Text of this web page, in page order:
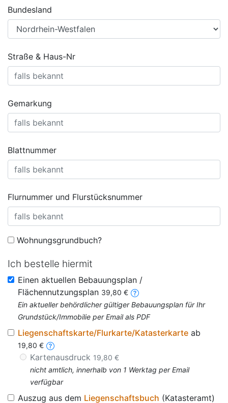
Bundesland
Straße & Haus-Nr
Gemarkung
Blattnummer
Flurnummer und Flurstücksnummer
Wohnungsgrundbuch?
Ich bestelle hiermit
Einen aktuellen Bebauungsplan /
Flächennutzungsplan 39,80 €
Ein aktueller behördlicher gültiger Bebauungsplan für Ihr
Grundstück/Immobilie per Email als PDF
Liegenschaftskarte/Flurkarte/Katasterkarte ab
19,80 €
Kartenausdruck 19,80 €
nicht amtlich, innerhalb von 1 Werktag per Email
verfügbar
Auszug aus dem Liegenschaftsbuch (Katasteramt)